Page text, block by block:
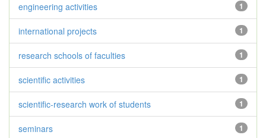
1
engineering activities
1
international projects
1
research schools of faculties
1
scientific activities
1
scientific-research work of students
1
seminars